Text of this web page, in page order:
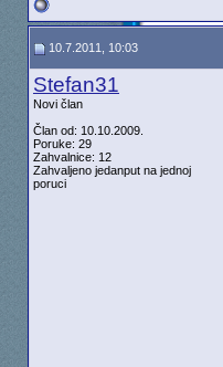
10.7.2011, 10:03
Stefan31
Novi član
Član od: 10.10.2009.
Poruke: 29
Zahvalnice: 12
Zahvaljeno jedanput na jednoj
poruci